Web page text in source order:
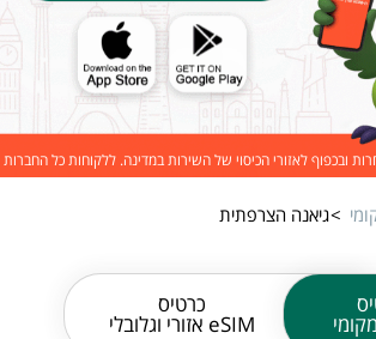
ובכפוף לאזורי הכיסוי של השירות במדינה. ללקוחות כל החברות
גיאנה הצרפתית
כרטיס
eSIM אזורי וגלובלי